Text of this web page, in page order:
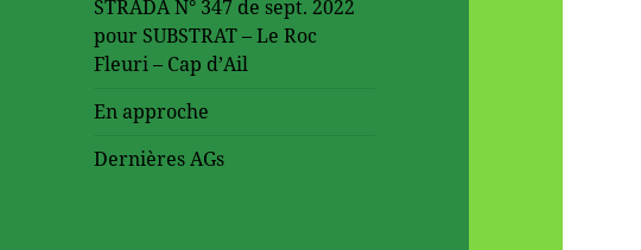
STRADA N° 347 de sept. 2022
pour SUBSTRAT – Le Roc
Fleuri – Cap d’Ail
En approche
Dernières AGs